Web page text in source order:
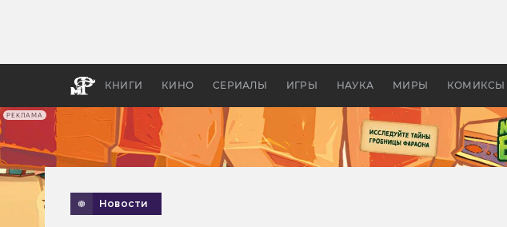
РЕКЛАМА
КНИГИ КИНО СЕРИАЛЫ ИГРЫ НАУКА МИРЫ КОМИКСЫ
апокалипсис, в России —
Новости